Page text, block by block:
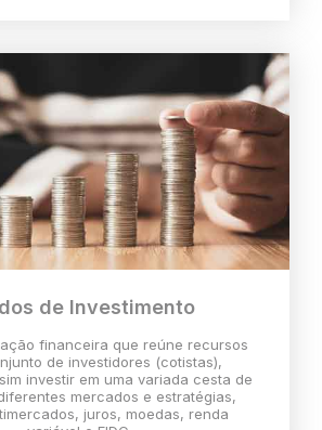
de Investimento
financeira que reúne recursos
de investidores (cotistas),
investir em uma variada cesta de
mercados e estratégias,
juros, moedas, renda